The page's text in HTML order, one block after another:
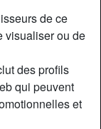
de ce
visualiser ou de
des profils
qui peuvent
et
cm
Kg